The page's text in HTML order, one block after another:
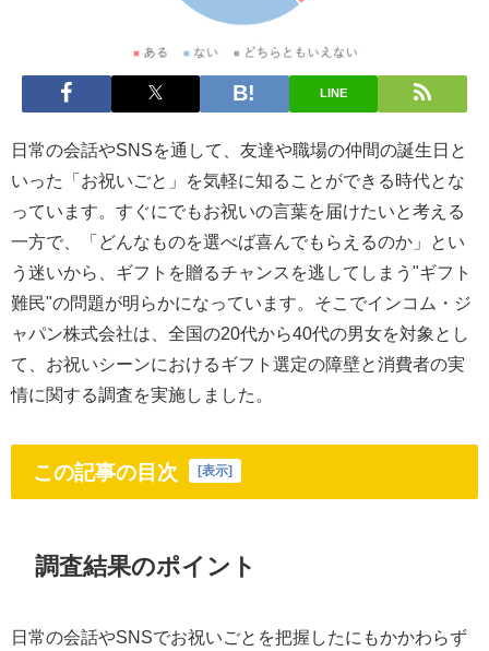
LINE
日常の会話やSNSを通して、友達や職場の仲間の誕生日と
いった「お祝いごと」を気軽に知ることができる時代とな
っています。すぐにでもお祝いの言葉を届けたいと考える
一方で、「どんなものを選べば喜んでもらえるのか」とい
う迷いから、ギフトを贈るチャンスを逃してしまう"ギフト
難民"の問題が明らかになっています。そこでインコム・ジ
ャパン株式会社は、全国の20代から40代の男女を対象とし
て、お祝いシーンにおけるギフト選定の障壁と消費者の実
情に関する調査を実施しました。
この記事の目次 [表示]
調査結果のポイント
日常の会話やSNSでお祝いごとを把握したにもかかわらず